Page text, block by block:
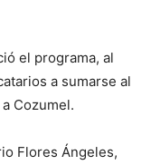
el programa, al
a sumarse al
Cozumel.
Flores Ángeles,